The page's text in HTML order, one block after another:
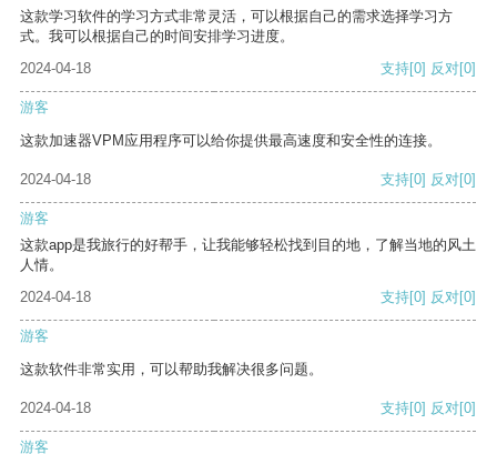
这款学习软件的学习方式非常灵活，可以根据自己的需求选择学习方
式。我可以根据自己的时间安排学习进度。
2024-04-18
支持[0] 反对[0]
游客
这款加速器VPM应用程序可以给你提供最高速度和安全性的连接。
2024-04-18 支持[0] 反对[0]
游客
这款app是我旅行的好帮手，让我能够轻松找到目的地，了解当地的风土
人情。
2024-04-18
支持[0] 反对[0]
游客
这款软件非常实用，可以帮助我解决很多问题。
2024-04-18 支持[0] 反对[0]
游客